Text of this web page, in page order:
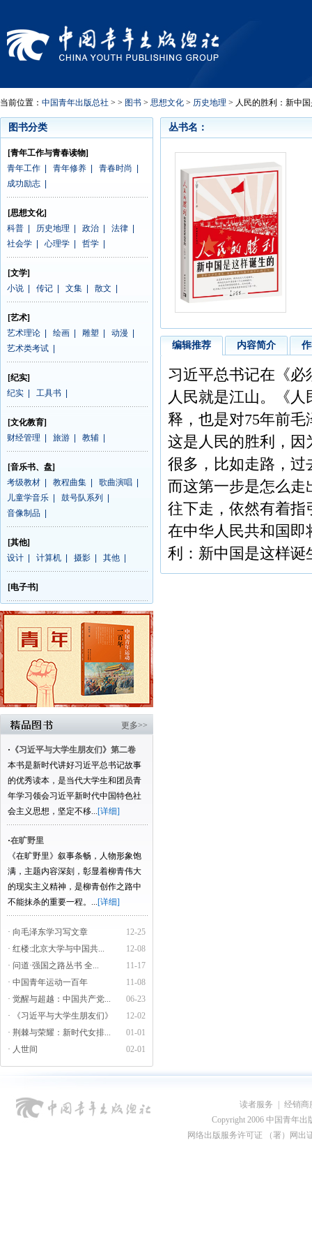
当前位置： 中国青年出版总社 > > 图书 > 思想文化 > 历史地理 > 人民的胜利：新中
图书分类
[青年工作与青春读物]
青年工作
青年修养 青春时尚
成功励志
[思想文化]
科普
历史地理 政治 法律
社会学
心理学 哲学
[文学]
小说
传记 文集 散文
[艺术]
艺术理论
绘画 雕塑 动漫
艺术类考试
[纪实]
纪实
工具书
[文化教育]
财经管理
旅游 教辅
[音乐书、盘]
考级教材
教程曲集 歌曲演唱
儿童学音乐
鼓号队系列
音像制品
[其他]
设计
计算机 摄影 其他
[电子书]
更多>>
· 《习近平与大学生朋友们》第二卷
本书是新时代讲好习近平总书记故事
的优秀读本，是当代大学生和团员青
年学习领会习近平新时代中国特色社
会主义思想，坚定不移...[详细]
·在旷野里
《在旷野里》叙事条畅，人物形象饱
满，主题内容深刻，彰显着柳青伟大
的现实主义精神，是柳青创作之路中
不能抹杀的重要一程。...[详细]
12-25
· 向毛泽东学习写文章
12-08
· 红楼:北京大学与中国共...
11-17
· 问道·强国之路丛书 全...
11-08
· 中国青年运动一百年
06-23
· 觉醒与超越：中国共产党...
12-02
· 《习近平与大学生朋友们》
01-01
· 荆棘与荣耀：新时代女排...
02-01
· 人世间
丛书名：
编辑推荐 内容简介
习近平总书记在《
人民就是江山。《
释，也是对75年前
这是人民的胜利，因
很多，比如走路，过
而这第一步是怎么走
往下走，依然有着指
在中华人民共和国即
利：新中国是这样诞
读者服务
经销商
Copyright 2006 中国青年出
网络出版服务许可证 （署）网出